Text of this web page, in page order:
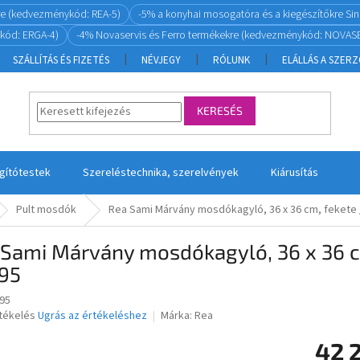
(kedvezménykód: REA-5)
-5% a konyhai mosogatóra és a kiegészítőkre
ERGA-4)
-4% Novaservis és Ferro termékekre (kedvezménykód:
SZÁLLÍTÁS ÉS FIZETÉS NÉVJEGY RÓLUNK ELÁLLÁS A
KERESÉS
Szereléstechnika, szerelvények Kiárusítás
Pult mosdók Rea Sami Márvány mosdókagyló, 36 x 36 cm, fekete
Márvány mosdókagyló, 36 x 36
Ugrás az értékeléshez Márka: Rea
42